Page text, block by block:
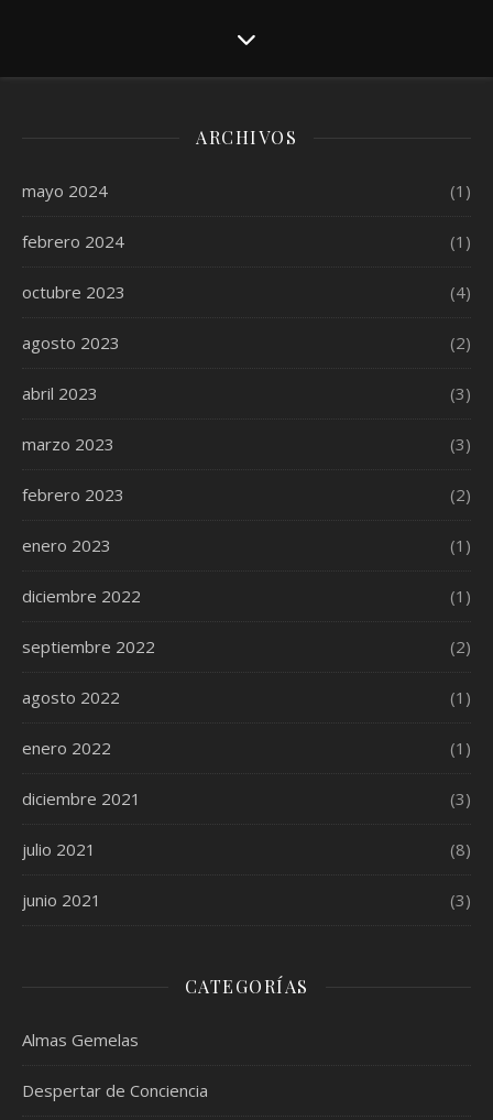
ARCHIVOS
mayo 2024 (1)
febrero 2024 (1)
octubre 2023 (4)
agosto 2023 (2)
abril 2023 (3)
marzo 2023 (3)
febrero 2023 (2)
enero 2023 (1)
diciembre 2022 (1)
septiembre 2022 (2)
agosto 2022 (1)
enero 2022 (1)
diciembre 2021 (3)
julio 2021 (8)
junio 2021 (3)
CATEGORÍAS
Almas Gemelas
Despertar de Conciencia